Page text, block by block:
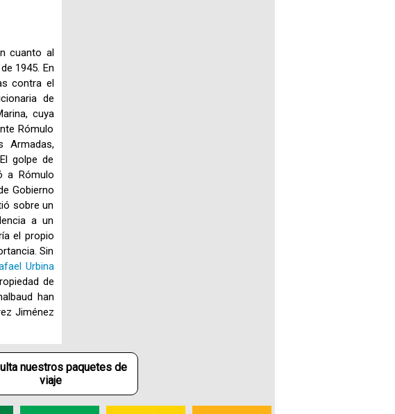
cuanto al
1945. En
contra el
de
cuya
Rómulo
Armadas,
golpe de
a Rómulo
Gobierno
sobre un
a un
el propio
Sin
Urbina
de
han
Jiménez
nuestros paquetes de
viaje